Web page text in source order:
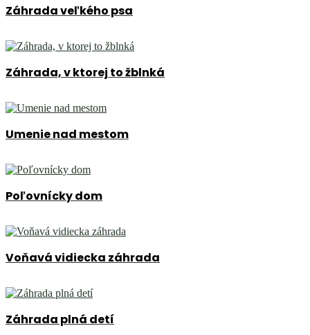
Záhrada veľkého psa
Záhrada, v ktorej to žblnká
Umenie nad mestom
Poľovnícky dom
Voňavá vidiecka záhrada
Záhrada plná detí